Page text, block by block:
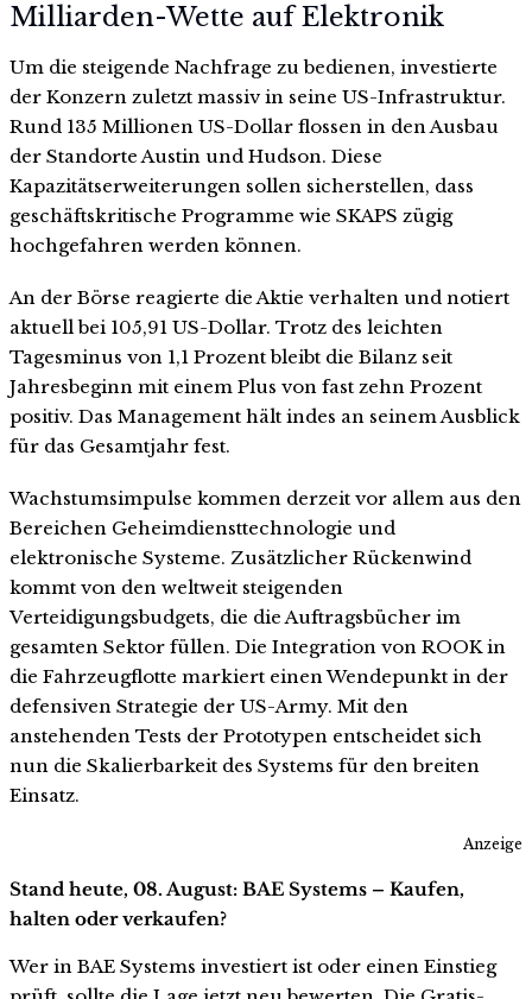
Milliarden-Wette auf Elektronik
Um die steigende Nachfrage zu bedienen, investierte
der Konzern zuletzt massiv in seine US-Infrastruktur.
Rund 135 Millionen US-Dollar flossen in den Ausbau
der Standorte Austin und Hudson. Diese
Kapazitätserweiterungen sollen sicherstellen, dass
geschäftskritische Programme wie SKAPS zügig
hochgefahren werden können.
An der Börse reagierte die Aktie verhalten und notiert
aktuell bei 105,91 US-Dollar. Trotz des leichten
Tagesminus von 1,1 Prozent bleibt die Bilanz seit
Jahresbeginn mit einem Plus von fast zehn Prozent
positiv. Das Management hält indes an seinem Ausblick
für das Gesamtjahr fest.
Wachstumsimpulse kommen derzeit vor allem aus den
Bereichen Geheimdiensttechnologie und
elektronische Systeme. Zusätzlicher Rückenwind
kommt von den weltweit steigenden
Verteidigungsbudgets, die die Auftragsbücher im
gesamten Sektor füllen. Die Integration von ROOK in
die Fahrzeugflotte markiert einen Wendepunkt in der
defensiven Strategie der US-Army. Mit den
anstehenden Tests der Prototypen entscheidet sich
nun die Skalierbarkeit des Systems für den breiten
Einsatz.
Anzeige
Stand heute, 08. August: BAE Systems – Kaufen,
halten oder verkaufen?
Wer in BAE Systems investiert ist oder einen Einstieg